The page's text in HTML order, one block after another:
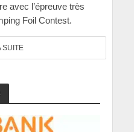
avec l’épreuve très
Foil Contest.
SUITE